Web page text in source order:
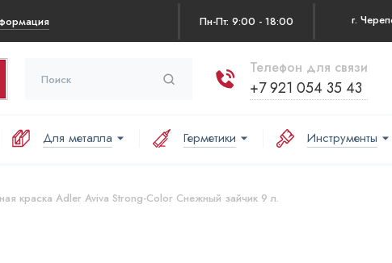
Пн-Пт: 9:00 - 18:00
Телефон для связи
+7 921 054 35 43
Цена за все:
Для металла Герметики Инструменты
краска Adler Aviva Strong-Color Снежный зайчик 9 л.